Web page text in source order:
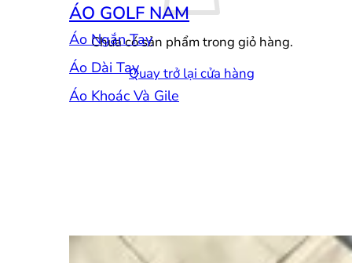
Chưa có sản phẩm trong giỏ hàng.
Quay trở lại cửa hàng
ÁO GOLF NAM
Áo Ngắn Tay
Áo Dài Tay
Áo Khoác Và Gile